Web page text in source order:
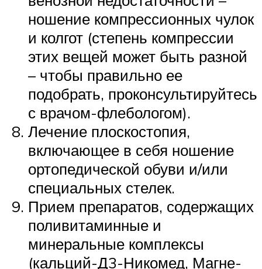
ношение компрессионных чулок
и колгот (степень компрессии
этих вещей может быть разной
– чтобы правильно ее
подобрать, проконсультируйтесь
с врачом-флебологом).
Лечение плоскостопия,
включающее в себя ношение
ортопедической обуви и/или
специальных стелек.
Прием препаратов, содержащих
поливитаминные и
минеральные комплексы
(кальций-Д3-Никомед, Магне-